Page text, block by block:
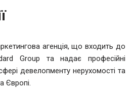
агенція, що входить до
Group та надає професійні
девелопменту нерухомості та
Європі.